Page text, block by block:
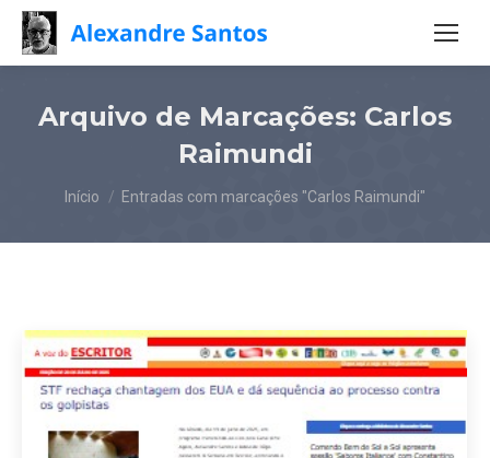
Arquivo de Marcações: Carlos
Raimundi
Você está aqui:
Início Entradas com marcações "Carlos Raimundi"